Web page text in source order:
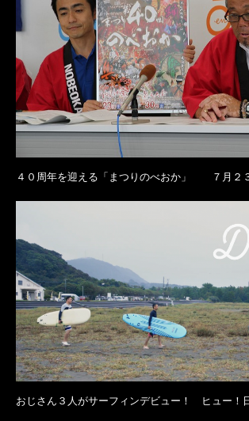
４０周年を迎える「まつりのべおか」 ７月２
おじさん３人がサーフィンデビュー！ ヒュー！